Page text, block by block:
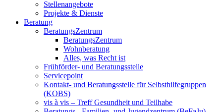
Stellenangebote
Projekte & Dienste
Beratung
BeratungsZentrum
BeratungsZentrum
Wohnberatung
Alles, was Recht ist
Frühförder- und Beratungsstelle
Servicepoint
Kontakt- und Beratungsstelle für Selbsthilfegruppen
(KOBS)
vis à vis – Treff Gesundheit und Teilhabe